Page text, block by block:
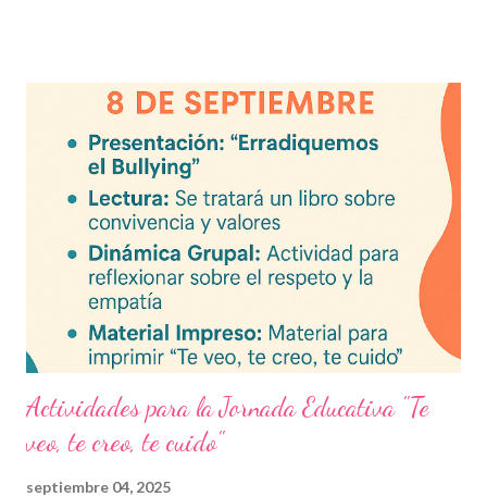
frecuentes Beneficios de utilizar estos exámenes trimestrales
Evaluaciones alineadas al programa oficial. Formato optimizado
para impresión o uso en plataformas educativas. Reactivos que
fortalecen la comprensión y el pensamiento crítico. Ideal para
formación docente y evaluación diagnóstica. Material
descargable PDF editable. Estos exámenes también pueden
integrarse en herramientas digitales pa...
Actividades para la Jornada Educativa "Te
veo, te creo, te cuido"
septiembre 04, 2025